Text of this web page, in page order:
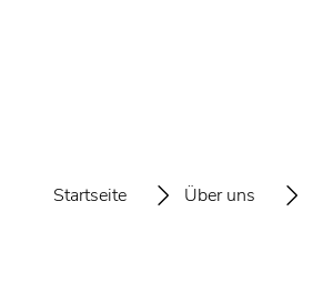
Startseite Über uns